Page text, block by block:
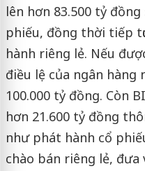
lên hơn 83.500 tỷ
phiếu, đồng thời tiếp
hành riêng lẻ. Nếu
điều lệ của ngân hàng
100.000 tỷ đồng. Còn
hơn 21.600 tỷ đồng
như phát hành cổ
chào bán riêng lẻ, đưa